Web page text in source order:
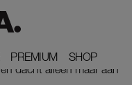
PREMIUM
PREMIUM SHOP
SHOP